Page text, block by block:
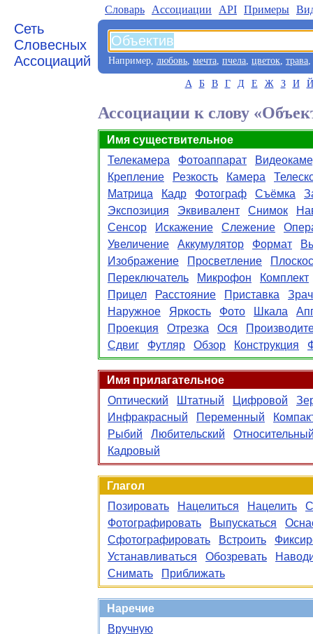
Сеть
Словесных
Ассоциаций
Словарь Aссоциации API Примеры
Например, любовь, мечта, пчела, цветок, трава,
А Б В Г Д Е Ж З И Й
Ассоциации к слову
Имя существительное
Телекамера
Фотоаппарат
Крепление
Резкость Камера
Матрица
Кадр Фотограф Съёмка
Экспозиция
Эквивалент Снимок
Сенсор
Искажение Слежение
Увеличение
Аккумулятор Формат
Изображение
Просветление
Переключатель
Микрофон
Комплект
Прицел
Расстояние Приставка
Наружное
Яркость Фото Шкала
Проекция
Отрезка Ося
Сдвиг
Футляр Обзор Конструкция
Имя прилагательное
Оптический
Штатный Цифровой
Инфракрасный
Переменный
Рыбий
Любительский
Кадровый
Глагол
Позировать
Нацелиться Нацелить
Фотографировать
Выпускаться
Сфотографировать
Встроить
Устанавливаться
Обозревать
Снимать
Приближать
Наречие
Вручную